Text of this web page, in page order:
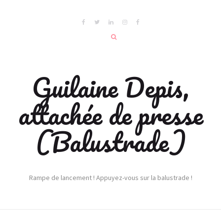
Guilaine Depis,
attachée de presse
(Balustrade)
Rampe de lancement ! Appuyez-vous sur la balustrade !